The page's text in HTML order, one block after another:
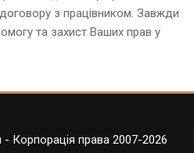
з працівником. Завжди
та захист Ваших прав у
Корпорація права 2007-2026